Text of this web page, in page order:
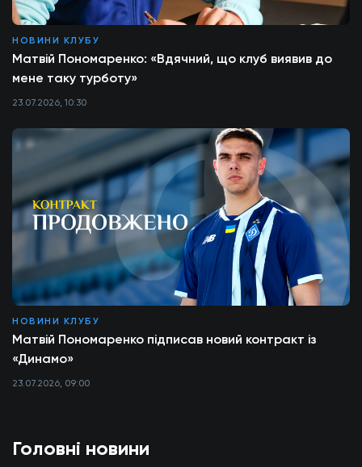
Головні новини
НОВИНИ КЛУБУ
Матвій Пономаренко: «Вдячний, що клуб виявив до
мене таку турботу»
23.07.2026, 10:30
НОВИНИ КЛУБУ
Матвій Пономаренко підписав новий контракт із
«Динамо»
23.07.2026, 09:00